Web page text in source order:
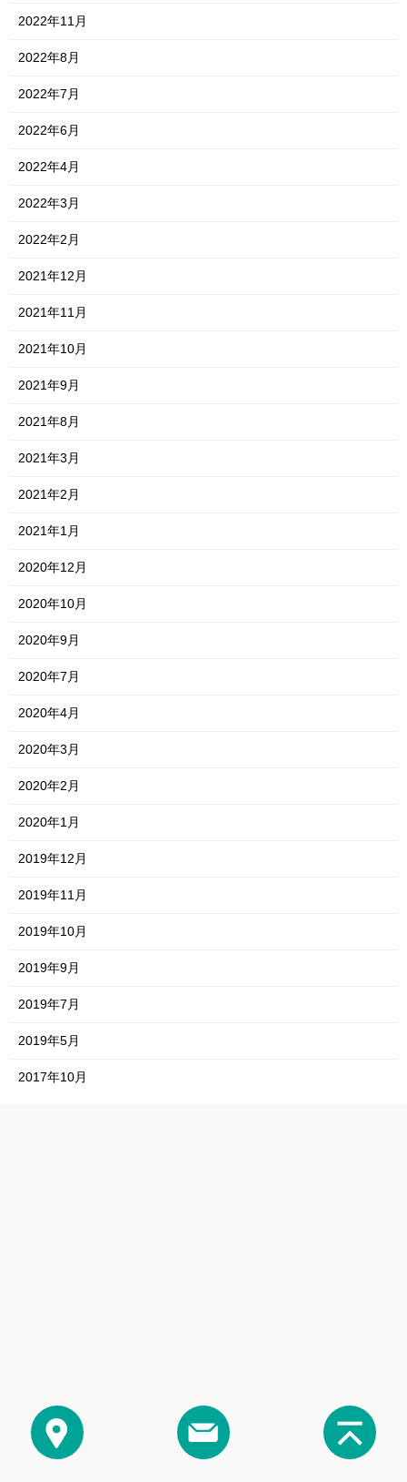
2022年11月
2022年8月
2022年7月
2022年6月
2022年4月
2022年3月
2022年2月
2021年12月
2021年11月
2021年10月
2021年9月
2021年8月
2021年3月
2021年2月
2021年1月
2020年12月
2020年10月
2020年9月
2020年7月
2020年4月
2020年3月
2020年2月
2020年1月
2019年12月
2019年11月
2019年10月
2019年9月
2019年7月
2019年5月
2017年10月